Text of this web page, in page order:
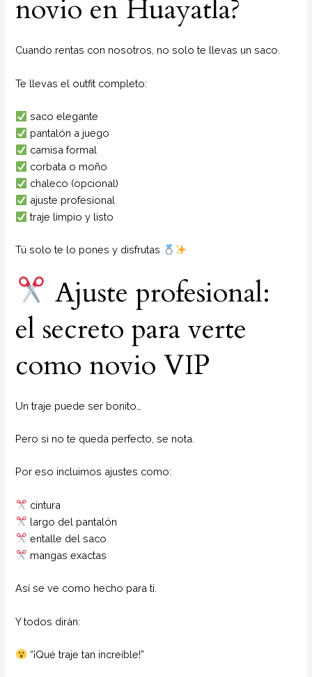
novio en Huayatla?
Cuando rentas con nosotros, no solo te llevas un saco.
Te llevas el outfit completo:
saco elegante
pantalón a juego
camisa formal
corbata o moño
chaleco (opcional)
ajuste profesional
traje limpio y listo
Tú solo te lo pones y disfrutas
Ajuste profesional:
el secreto para verte
como novio VIP
Un traje puede ser bonito…
Pero si no te queda perfecto, se nota.
Por eso incluimos ajustes como:
cintura
largo del pantalón
entalle del saco
mangas exactas
Así se ve como hecho para ti.
Y todos dirán:
“¡Qué traje tan increíble!”